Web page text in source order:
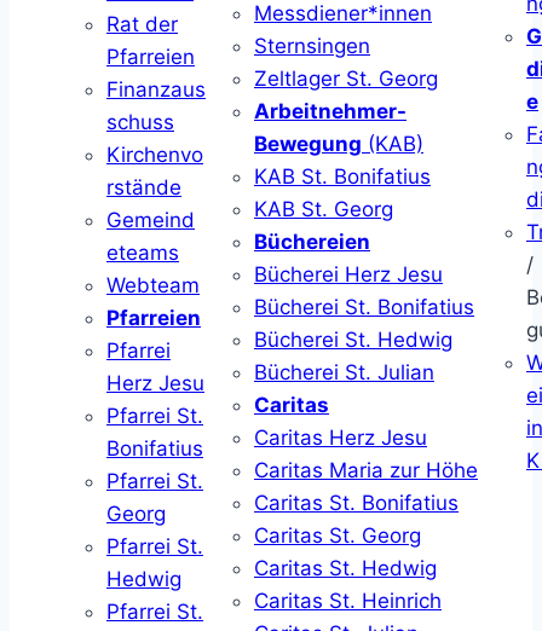
Rat der
Pfarreien
Finanzaus
schuss
Kirchenvo
rstände
Gemeind
eteams
Webteam
Pfarreien
Pfarrei
Herz Jesu
Pfarrei St.
Bonifatius
Pfarrei St.
Georg
Pfarrei St.
Hedwig
Pfarrei St.
Messdiener*innen
Sternsingen
Zeltlager St. Georg
Arbeitnehmer-
Bewegung (KAB)
KAB St. Bonifatius
KAB St. Georg
Büchereien
Bücherei Herz Jesu
Bücherei St. Bonifatius
Bücherei St. Hedwig
Bücherei St. Julian
Caritas
Caritas Herz Jesu
Caritas Maria zur Höhe
Caritas St. Bonifatius
Caritas St. Georg
Caritas St. Hedwig
Caritas St. Heinrich
e
/